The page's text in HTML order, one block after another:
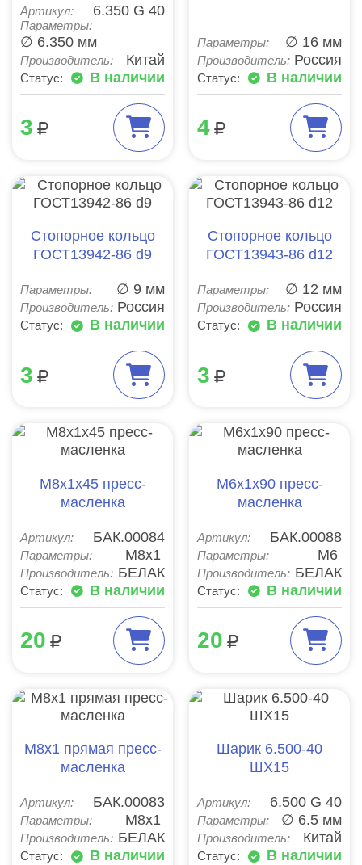
Артикул: 6.350 G 40
Параметры:
∅ 6.350 мм
Производитель: Китай
Статус: В наличии
3
Параметры: ∅ 16 мм
Производитель: Россия
Статус: В наличии
4
Стопорное кольцо
ГОСТ13942-86 d9
Параметры: ∅ 9 мм
Производитель: Россия
Статус: В наличии
3
Стопорное кольцо
ГОСТ13943-86 d12
Параметры: ∅ 12 мм
Производитель: Россия
Статус: В наличии
3
М8х1х45 пресс-
масленка
Артикул: БАК.00084
Параметры: М8х1
Производитель: БЕЛАК
Статус: В наличии
20
М6х1х90 пресс-
масленка
Артикул: БАК.00088
Параметры: М6
Производитель: БЕЛАК
Статус: В наличии
20
М8х1 прямая пресс-
масленка
Артикул: БАК.00083
Параметры: М8х1
Производитель: БЕЛАК
Статус: В наличии
Шарик 6.500-40
ШХ15
Артикул: 6.500 G 40
Параметры: ∅ 6.5 мм
Производитель: Китай
Статус: В наличии